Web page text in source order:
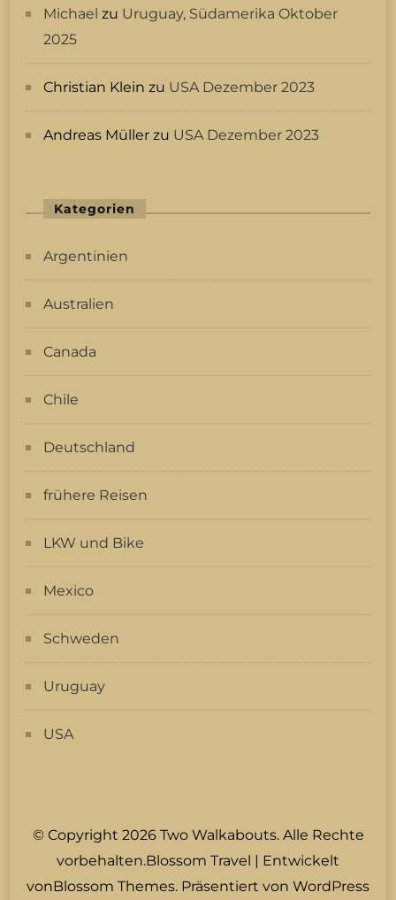
Michael zu Uruguay, Südamerika Oktober
2025
Christian Klein zu USA Dezember 2023
Andreas Müller zu USA Dezember 2023
Kategorien
Argentinien
Australien
Canada
Chile
Deutschland
frühere Reisen
LKW und Bike
Mexico
Schweden
Uruguay
USA
© Copyright 2026 Two Walkabouts. Alle Rechte
vorbehalten.Blossom Travel | Entwickelt
vonBlossom Themes. Präsentiert von WordPress